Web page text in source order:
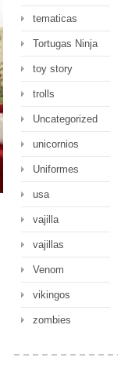
tematicas
Tortugas Ninja
toy story
trolls
Uncategorized
unicornios
Uniformes
usa
vajilla
vajillas
Venom
vikingos
zombies